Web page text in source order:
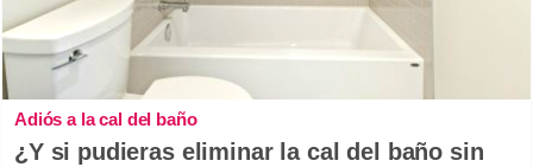
Adiós a la cal del baño
¿Y si pudieras eliminar la cal del baño sin